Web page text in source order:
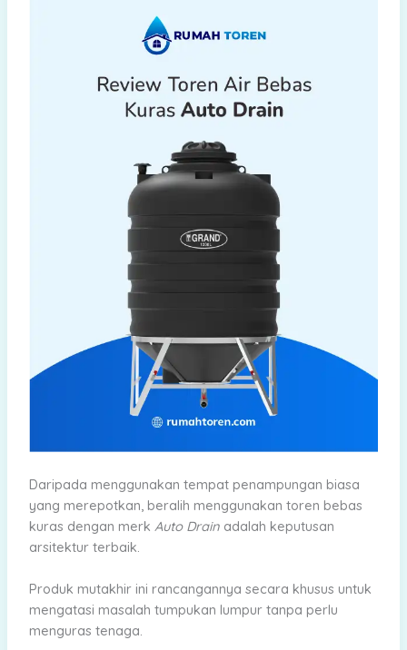
Daripada menggunakan tempat penampungan biasa
yang merepotkan, beralih menggunakan toren bebas
kuras dengan merk Auto Drainadalah keputusan
arsitektur terbaik.
Produk mutakhir ini rancangannya secara khusus untuk
mengatasi masalah tumpukan lumpur tanpa perlu
menguras tenaga.